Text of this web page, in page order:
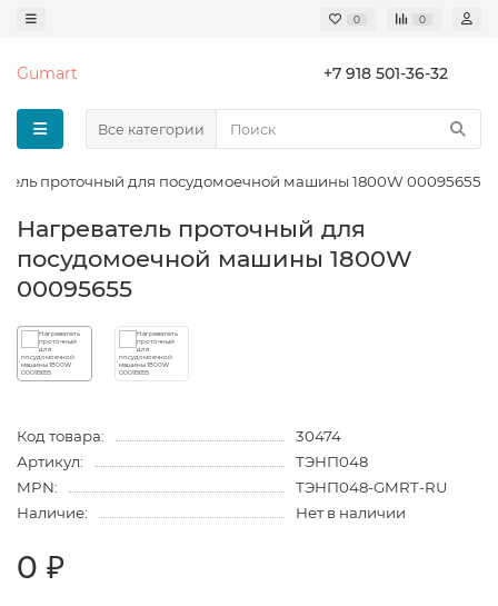
0 0
Gumart +7 918 501-36-32
Все категории
проточный для посудомоечной машины 1800W 00095655
Нагреватель проточный для
посудомоечной машины 1800W
00095655
Код товара:
30474
Артикул:
ТЭНП048
MPN:
ТЭНП048-GMRT-RU
Наличие:
Нет в наличии
0 ₽